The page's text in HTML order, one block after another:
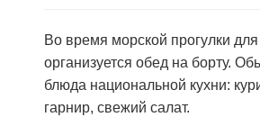
Во время морской прогулки для
организуется обед на борту.
блюда национальной кухни:
гарнир, свежий салат.